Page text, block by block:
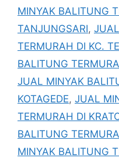
MINYAK BALITUNG
TANJUNGSARI,
TERMURAH DI KC.
BALITUNG
JUAL MINYAK
KOTAGEDE, JUAL
TERMURAH DI
BALITUNG
MINYAK BALITUNG